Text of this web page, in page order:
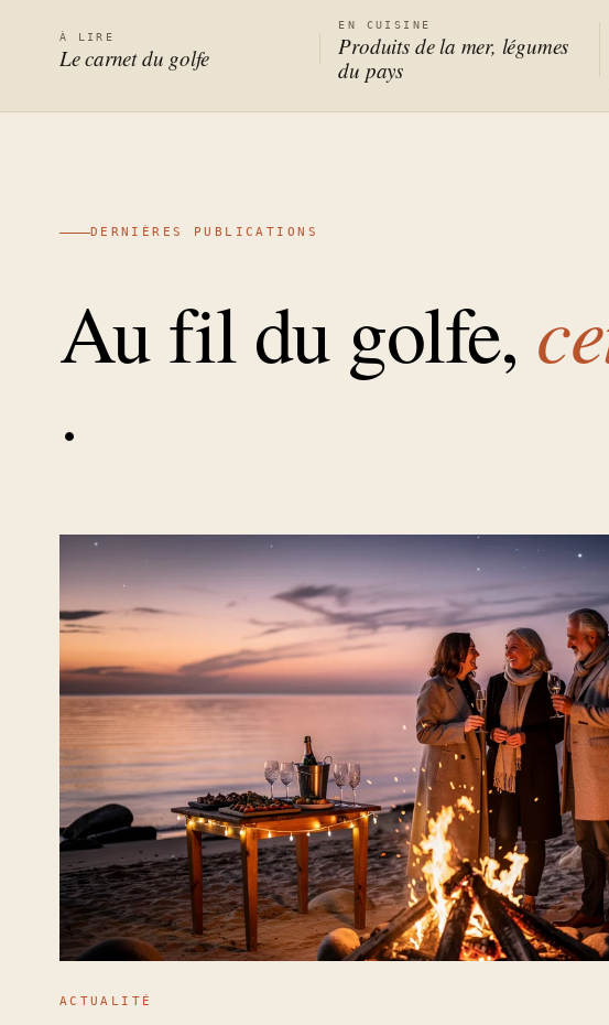
À LIRE
Le carnet du golfe
EN CUISINE
Produits de la mer, légumes
du pays
DERNIÈRES PUBLICATIONS
Au fil du golfe,
.
ACTUALITÉ